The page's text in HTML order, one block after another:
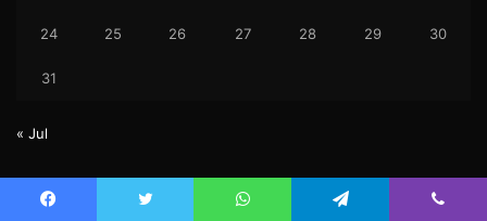
24 25 26 27 28 29 30
31
« Jul